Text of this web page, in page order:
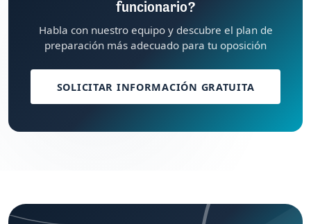
funcionario?
Habla con nuestro equipo y descubre el plan de
preparación más adecuado para tu oposición
SOLICITAR INFORMACIÓN GRATUITA